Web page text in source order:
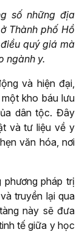
số những địa
Thành phố Hồ
quý giá mà
ngành y.
và hiện đại,
kho báu lưu
dân tộc. Đây
và tư liệu về y
văn hóa, nơi
pháp trị
truyền lại qua
này sẽ đưa
tế giữa y học